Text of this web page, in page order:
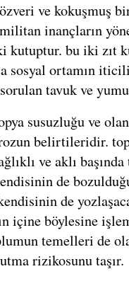
ve kokuşmuş
inançların
kutuptur. bu iki zıt
sosyal ortamın
tavuk ve
susuzluğu ve
belirtileridir.
ve aklı
de
de
içine böylesine
temelleri de
rizikosunu taşır.